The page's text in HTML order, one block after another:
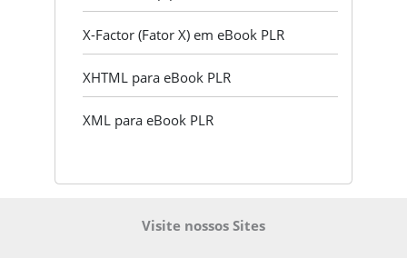
X-Factor (Fator X) em eBook PLR
XHTML para eBook PLR
XML para eBook PLR
Visite nossos Sites